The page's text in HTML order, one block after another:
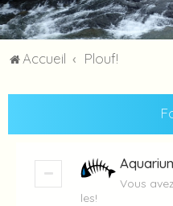
Accueil Plouf!
Vous
les!